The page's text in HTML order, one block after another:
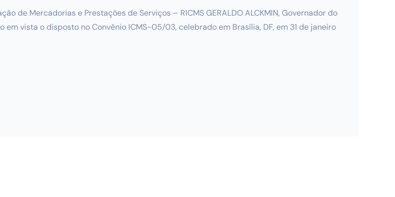
de Mercadorias e Prestações de Serviços – RICMS GERALDO ALCKMIN, Governador do
em vista o disposto no Convênio ICMS-05/03, celebrado em Brasília, DF, em 31 de janeiro